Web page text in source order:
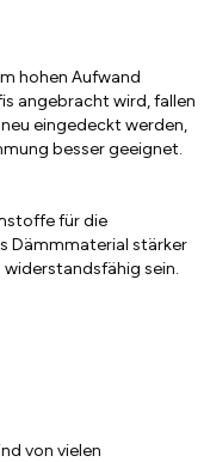
hohen Aufwand
angebracht wird, fallen
eingedeckt werden,
besser geeignet.
für die
Dämmmaterial stärker
sein.
von vielen